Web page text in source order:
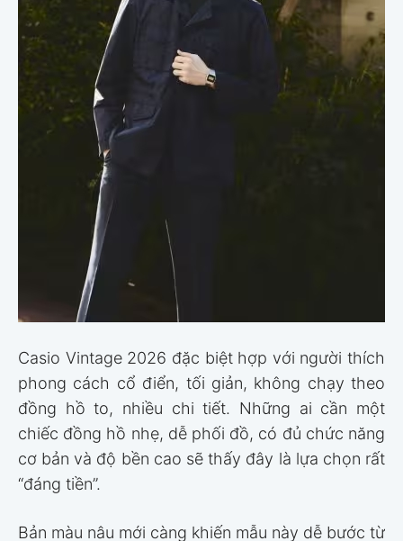
Casio Vintage 2026 đặc biệt hợp với người thích
phong cách cổ điển, tối giản, không chạy theo
đồng hồ to, nhiều chi tiết. Những ai cần một
chiếc đồng hồ nhẹ, dễ phối đồ, có đủ chức năng
cơ bản và độ bền cao sẽ thấy đây là lựa chọn rất
“đáng tiền”.
Bản màu nâu mới càng khiến mẫu này dễ bước từ